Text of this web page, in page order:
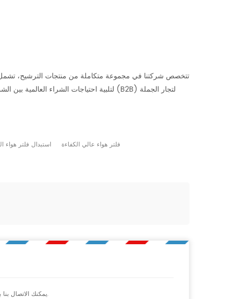
تتخصص شركتنا في مجموعة متكاملة من منتجات الترشيح، تشمل
استبدال فلتر هواء
فلتر هواء عالي الكفاءة
يمكنك الاتصال بنا بأي طريقة مناسبة لك. نحن متواجدون 24/7 عبر الفاكس أو البريد الإلكتروني أو الهاتف.